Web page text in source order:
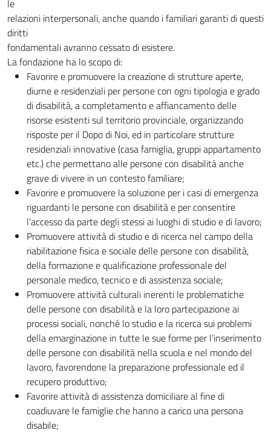
le
relazioni interpersonali, anche quando i familiari garanti di questi
diritti
fondamentali avranno cessato di esistere.
La fondazione ha lo scopo di:
Favorire e promuovere la creazione di strutture aperte,
diurne e residenziali per persone con ogni tipologia e grado
di disabilità, a completamento e affiancamento delle
risorse esistenti sul territorio provinciale, organizzando
risposte per il Dopo di Noi, ed in particolare strutture
residenziali innovative (casa famiglia, gruppi appartamento
etc.) che permettano alle persone con disabilità anche
grave di vivere in un contesto familiare;
Favorire e promuovere la soluzione per i casi di emergenza
riguardanti le persone con disabilità e per consentire
l’accesso da parte degli stessi ai luoghi di studio e di lavoro;
Promuovere attività di studio e di ricerca nel campo della
riabilitazione fisica e sociale delle persone con disabilità,
della formazione e qualificazione professionale del
personale medico, tecnico e di assistenza sociale;
Promuovere attività culturali inerenti le problematiche
delle persone con disabilità e la loro partecipazione ai
processi sociali, nonché lo studio e la ricerca sui problemi
della emarginazione in tutte le sue forme per l’inserimento
delle persone con disabilità nella scuola e nel mondo del
lavoro, favorendone la preparazione professionale ed il
recupero produttivo;
Favorire attività di assistenza domiciliare al fine di
coadiuvare le famiglie che hanno a carico una persona
disabile;